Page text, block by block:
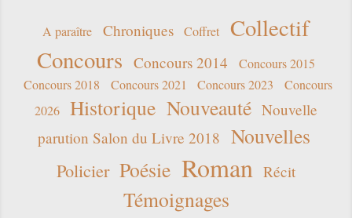
A paraître Chroniques Coffret
Collectif
Concours Concours 2014
Concours 2015
Concours 2018
Concours 2021 Concours 2023
Concours
2026
Historique Nouveauté Nouvelle
parution Salon du Livre 2018 Nouvelles
Policier Poésie Roman Récit
Témoignages